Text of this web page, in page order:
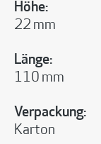
Höhe:
22 mm
Länge:
110 mm
Verpackung:
Karton